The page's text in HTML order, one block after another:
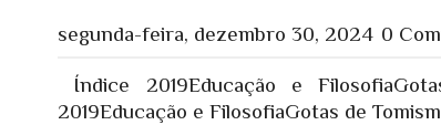
segunda-feira, dezembro 30, 2024 0
Índice 2019Educação e
2019Educação e FilosofiaGotas de